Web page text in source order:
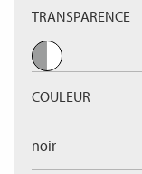
TRANSPARENCE
COULEUR
noir